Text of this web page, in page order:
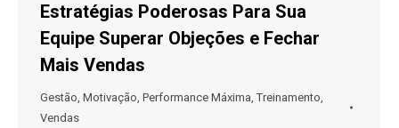
Estratégias Poderosas Para Sua
Equipe Superar Objeções e Fechar
Mais Vendas
Gestão, Motivação, Performance Máxima,Treinamento,
Vendas